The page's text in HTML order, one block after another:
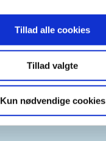
Tillad alle cookies
Tillad valgte
Kun nødvendige cookies